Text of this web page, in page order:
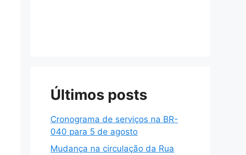
Últimos posts
Cronograma de serviços na BR-
040 para 5 de agosto
Mudança na circulação da Rua